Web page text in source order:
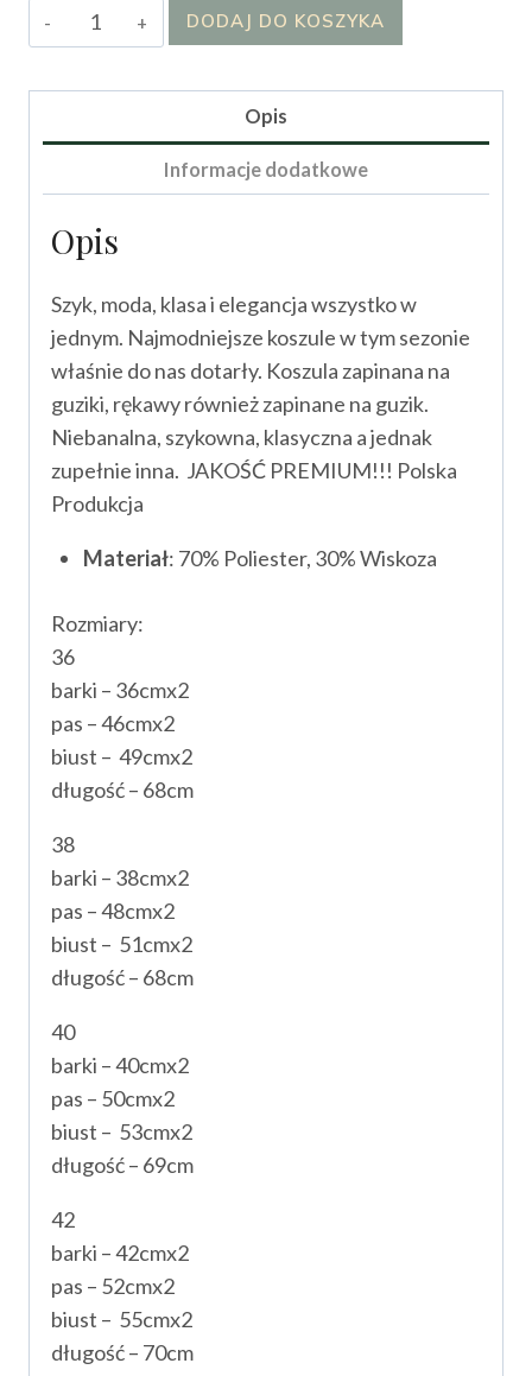
ilość
Koszula
DODAJ DO KOSZYKA
Opis
Informacje dodatkowe
Opis
Szyk, moda, klasa i elegancja wszystko w
jednym. Najmodniejsze koszule w tym sezonie
właśnie do nas dotarły. Koszula zapinana na
guziki, rękawy również zapinane na guzik.
Niebanalna, szykowna, klasyczna a jednak
zupełnie inna. JAKOŚĆ PREMIUM!!! Polska
Produkcja
Materiał: 70% Poliester, 30% Wiskoza
Rozmiary:
36
barki – 36cmx2
pas – 46cmx2
biust – 49cmx2
długość – 68cm
38
barki – 38cmx2
pas – 48cmx2
biust – 51cmx2
długość – 68cm
40
barki – 40cmx2
pas – 50cmx2
biust – 53cmx2
długość – 69cm
42
barki – 42cmx2
pas – 52cmx2
biust – 55cmx2
długość – 70cm